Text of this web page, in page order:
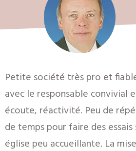
Petite société très pro et
avec le responsable convivial
écoute, réactivité. Peu de
de temps pour faire des essais
église peu accueillante. La